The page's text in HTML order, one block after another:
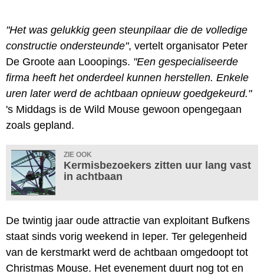
"Het was gelukkig geen steunpilaar die de volledige
constructie ondersteunde", vertelt organisator Peter
De Groote aan Looopings. "Een gespecialiseerde
firma heeft het onderdeel kunnen herstellen. Enkele
uren later werd de achtbaan opnieuw goedgekeurd."
's Middags is de Wild Mouse gewoon opengegaan
zoals gepland.
ZIE OOK
Kermisbezoekers zitten uur lang vast
in achtbaan
De twintig jaar oude attractie van exploitant Bufkens
staat sinds vorig weekend in Ieper. Ter gelegenheid
van de kerstmarkt werd de achtbaan omgedoopt tot
Christmas Mouse. Het evenement duurt nog tot en